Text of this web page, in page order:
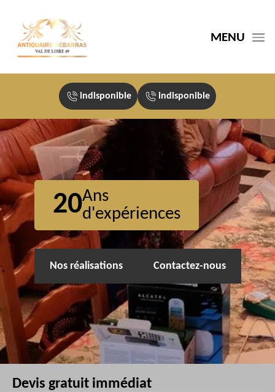
MENU
indisponible indisponible
20Ans
d'expériences
Nos réalisations Contactez-nous
Devis gratuit immédiat